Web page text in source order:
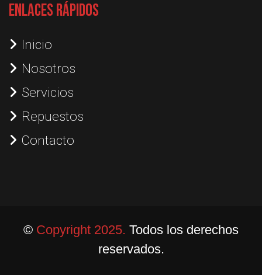
Enlaces Rápidos
Inicio
Nosotros
Servicios
Repuestos
Contacto
© Copyright 2025. Todos los derechos
reservados.